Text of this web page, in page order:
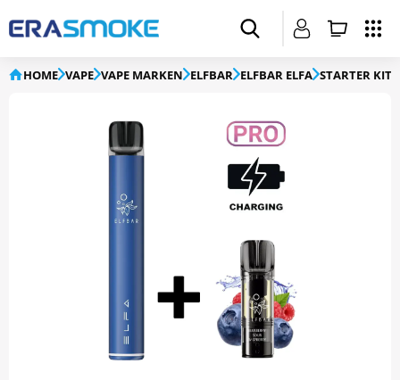
HOME VAPE VAPE MARKEN ELFBAR ELFBAR ELFA STARTER KIT